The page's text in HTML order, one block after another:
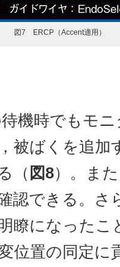
図7 ERCP（Accent適用）
機時でもモ
被ばくを追加
（ 図8）。ま
認できる。さ
瞭になったこ
位置の同定に